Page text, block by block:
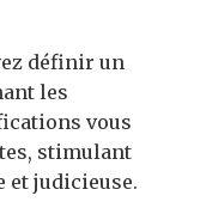
définir un
les
vous
stimulant
et judicieuse.